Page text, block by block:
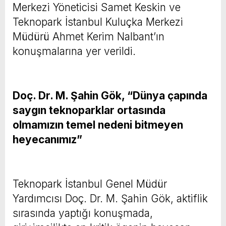
Merkezi Yöneticisi Samet Keskin ve
Teknopark İstanbul Kuluçka Merkezi
Müdürü Ahmet Kerim Nalbant’ın
konuşmalarına yer verildi.
Doç. Dr. M. Şahin Gök, “Dünya çapında
saygın teknoparklar ortasında
olmamızın temel nedeni bitmeyen
heyecanımız”
Teknopark İstanbul Genel Müdür
Yardımcısı Doç. Dr. M. Şahin Gök, aktiflik
sırasında yaptığı konuşmada,